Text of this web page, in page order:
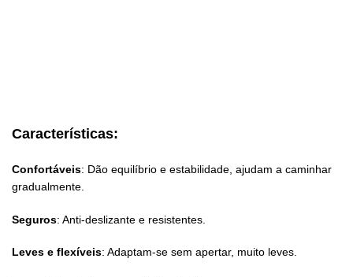
Características:
Confortáveis: Dão equilíbrio e estabilidade, ajudam a caminhar
gradualmente.
Seguros: Anti-deslizante e resistentes.
Leves e flexíveis: Adaptam-se sem apertar, muito leves.